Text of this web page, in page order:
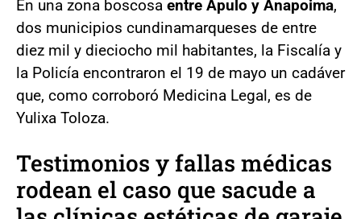
En una zona boscosa entre Apulo y Anapoima,
dos municipios cundinamarqueses de entre
diez mil y dieciocho mil habitantes, la Fiscalía y
la Policía encontraron el 19 de mayo un cadáver
que, como corroboró Medicina Legal, es de
Yulixa Toloza.
Testimonios y fallas médicas
rodean el caso que sacude a